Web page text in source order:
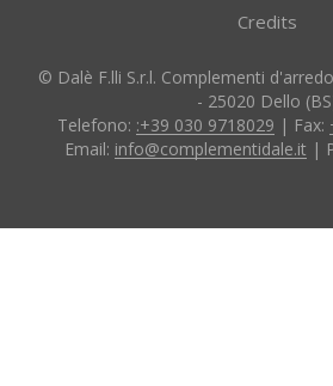
Credits
© Dalè F.lli S.r.l. Complementi
- 25020 Dello
Telefono: :+39 030 9718029 | Fax:
Email: info@complementidale.it |